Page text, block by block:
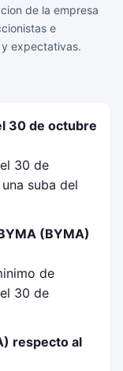
de la empresa
e
expectativas.
30 de octubre
30 de
suba del
(BYMA)
de
30 de
respecto al